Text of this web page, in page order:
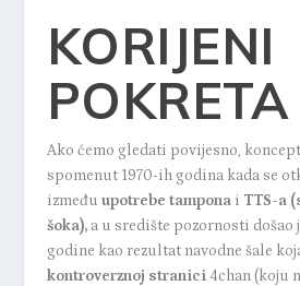
KORIJENI
POKRETA
Ako ćemo gledati povijesno,
spomenut 1970-ih godina kada se
između upotrebe tamponai TTS-a (
šoka),a u središte pozornosti došao
godine kao rezultat navodne šale
kontroverznoj stranici4chan (koju